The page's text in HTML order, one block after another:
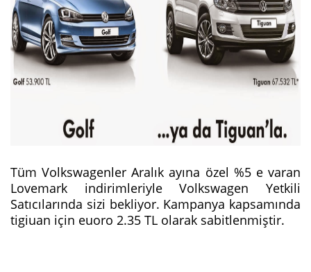
Tüm Volkswagenler Aralık ayına özel %5 e varan
Lovemark indirimleriyle Volkswagen Yetkili
Satıcılarında sizi bekliyor. Kampanya kapsamında
tigiuan için euoro 2.35 TL olarak sabitlenmiştir.